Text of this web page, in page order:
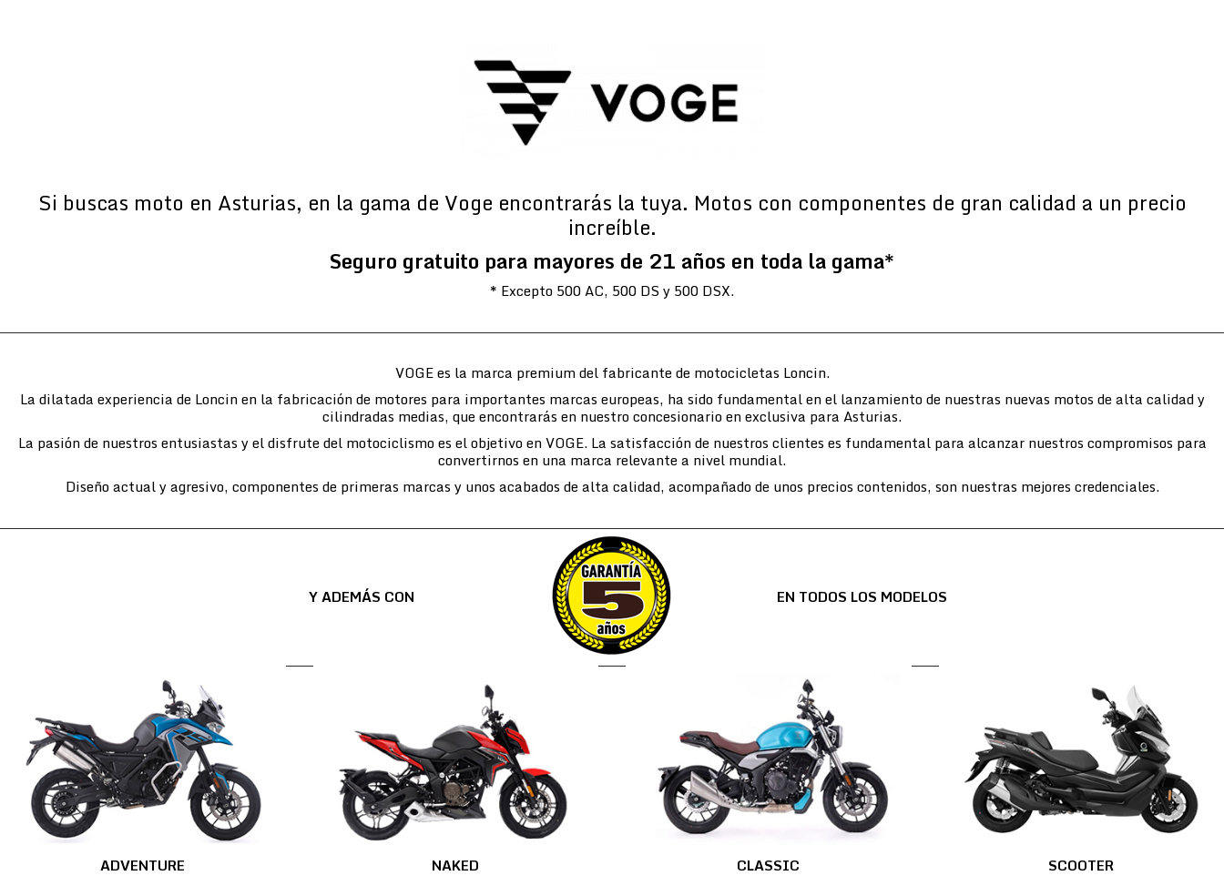
Si buscas moto en Asturias, en la gama de Voge encontrarás la tuya. Motos con componentes de gran calidad a un precio
increíble.
Seguro gratuito para mayores de 21 años en toda la gama*
* Excepto 500 AC, 500 DS y 500 DSX.
VOGE es la marca premium del fabricante de motocicletas Loncin.
La dilatada experiencia de Loncin en la fabricación de motores para importantes marcas europeas, ha sido fundamental en el lanzamiento de nuestras nuevas motos de alta calidad y
cilindradas medias, que encontrarás en nuestro concesionario en exclusiva para Asturias.
La pasión de nuestros entusiastas y el disfrute del motociclismo es el objetivo en VOGE. La satisfacción de nuestros clientes es fundamental para alcanzar nuestros compromisos para
convertirnos en una marca relevante a nivel mundial.
Diseño actual y agresivo, componentes de primeras marcas y unos acabados de alta calidad, acompañado de unos precios contenidos, son nuestras mejores credenciales.
Y ADEMÁS CON EN TODOS LOS MODELOS
ADVENTURE NAKED CLASSIC SCOOTER